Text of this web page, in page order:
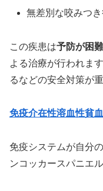
無差別な咬みつ
この疾患は予防が困難
よる治療が行われま
るなどの安全対策が重
免疫介在性溶血性貧血
免疫システムが自分
ンコッカースパニエ